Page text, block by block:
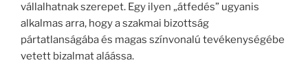
vállalhatnak szerepet. Egy ilyen „átfedés” ugyanis
alkalmas arra, hogy a szakmai bizottság
pártatlanságába és magas színvonalú tevékenységébe
vetett bizalmat aláássa.